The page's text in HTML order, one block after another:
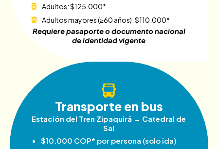
Adultos: $125.000*
Adultos mayores (≥60 años): $110.000*
Requiere pasaporte o documento nacional
de identidad vigente
Transporte en bus
Estación del Tren Zipaquirá → Catedral de
Sal
$10.000 COP* por persona (solo ida)